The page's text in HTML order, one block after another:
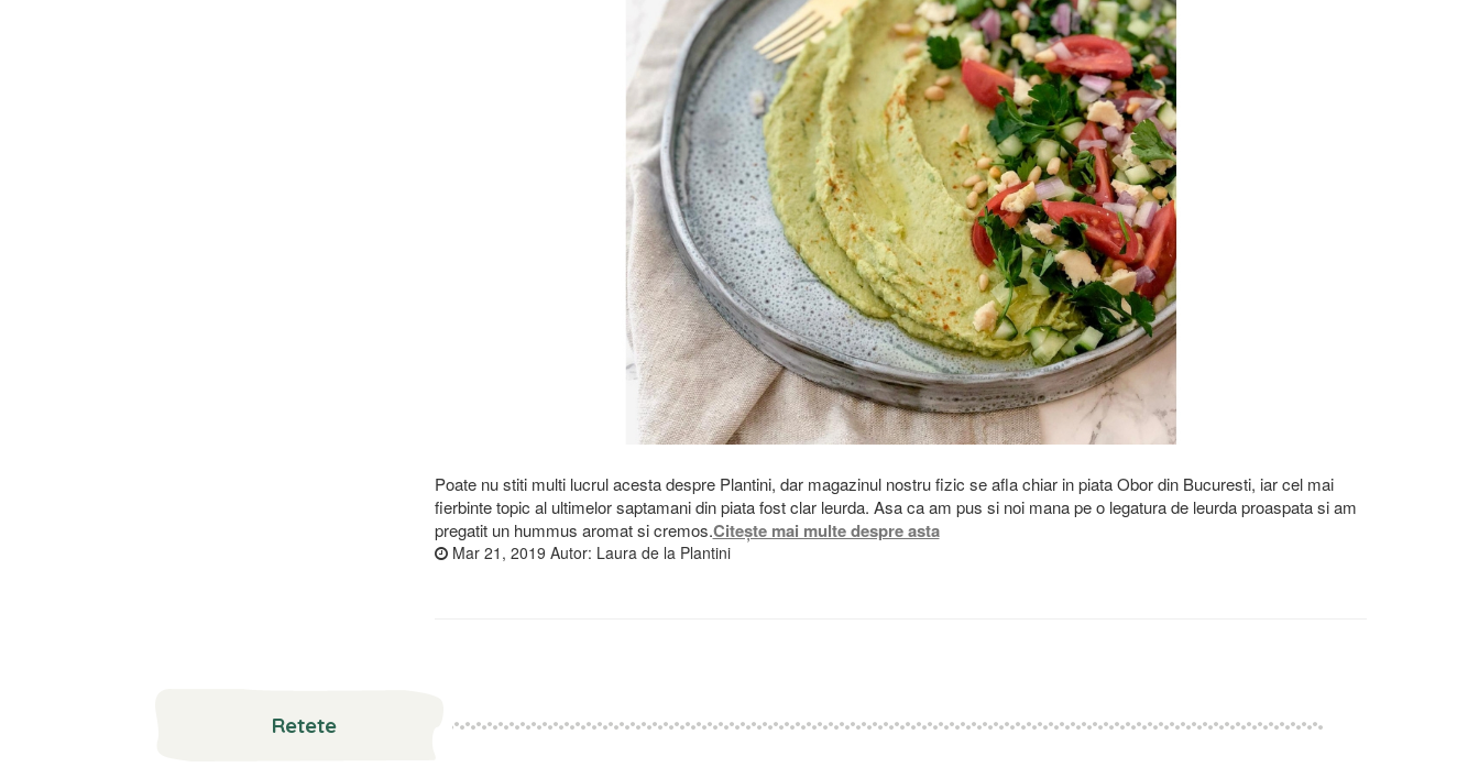
Poate nu stiti multi lucrul acesta despre Plantini, dar magazinul nostru fizic se afla chiar in piata Obor din Bucuresti, iar cel mai
fierbinte topic al ultimelor saptamani din piata fost clar leurda. Asa ca am pus si noi mana pe o legatura de leurda proaspata si am
pregatit un hummus aromat si cremos.Citește mai multe despre asta
Mar 21, 2019 Autor: Laura de la Plantini
Retete